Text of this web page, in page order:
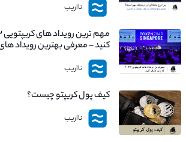
نااریب
کنید – معرفی بهترین رویداد
نااریب
کیف پول کریپتو چیست؟
نااریب